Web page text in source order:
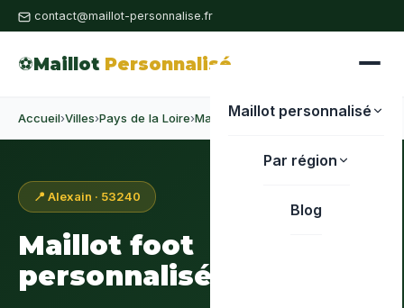
contact@maillot-personnalise.fr
⚽Maillot Personnalisé
Maillot personnalisé
Par région
Blog
Accueil›Villes›Pays de la Loire›Mayenne›Alexain
📍 Alexain · 53240
Maillot foot
personnalisé à